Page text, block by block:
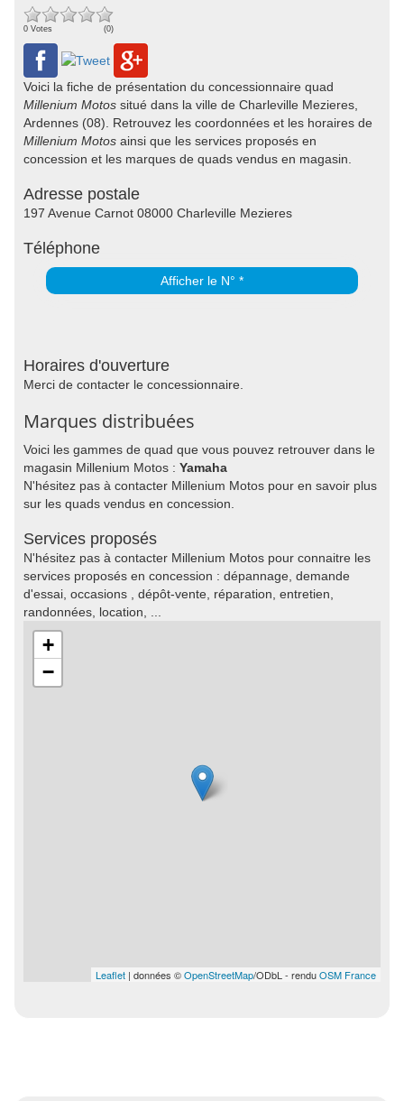
0 Votes (0)
Voici la fiche de présentation du concessionnaire quad
Millenium Motos situé dans la ville de Charleville Mezieres,
Ardennes (08). Retrouvez les coordonnées et les horaires de
Millenium Motos ainsi que les services proposés en
concession et les marques de quads vendus en magasin.
Adresse postale
197 Avenue Carnot 08000 Charleville Mezieres
Téléphone
Afficher le N° *
Horaires d'ouverture
Merci de contacter le concessionnaire.
Marques distribuées
Voici les gammes de quad que vous pouvez retrouver dans le
magasin Millenium Motos : Yamaha
N'hésitez pas à contacter Millenium Motos pour en savoir plus
sur les quads vendus en concession.
Services proposés
N'hésitez pas à contacter Millenium Motos pour connaitre les
services proposés en concession : dépannage, demande
d'essai, occasions , dépôt-vente, réparation, entretien,
randonnées, location, ...
+
−
Leaflet | données ©OpenStreetMap/ODbL - renduOSM France